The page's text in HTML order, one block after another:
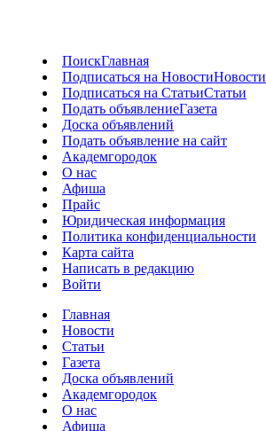
ПоискГлавная
Подписаться на НовостиНовости
Подписаться на СтатьиСтатьи
Подать объявлениеГазета
Доска объявлений
Подать объявление на сайт
Академгородок
О нас
Афиша
Прайс
Юридическая информация
Политика конфиденциальности
Карта сайта
Написать в редакцию
Войти
Главная
Новости
Статьи
Газета
Доска объявлений
Академгородок
О нас
Афиша